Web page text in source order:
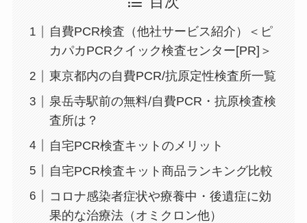
自費PCR検査（他社サービス紹介）＜ピ
カパカPCRクイック検査センター[PR]＞
東京都内の自費PCR/抗原定性検査所一覧
泉岳寺駅前の無料/自費PCR・抗原検査検
査所は？
自宅PCR検査キットのメリット
自宅PCR検査キット商品ランキング比較
コロナ感染者症状や療養中・後遺症に効
果的な治療法（オミクロン他）